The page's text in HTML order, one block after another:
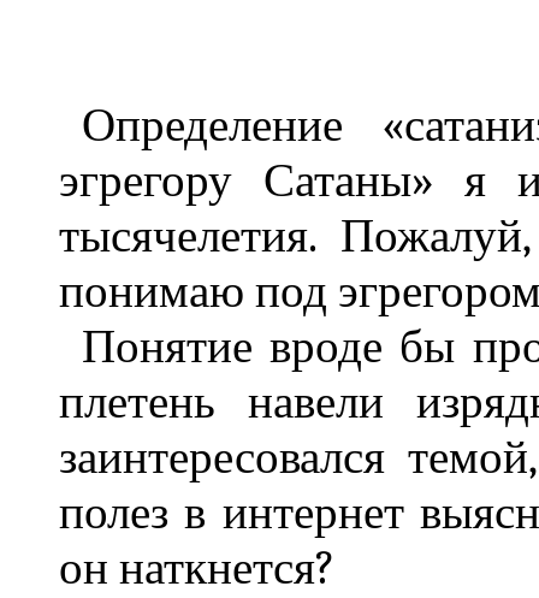
Определение
эгрегору Сатаны» я
тысячелетия.
понимаю под
Понятие вроде бы
плетень навели
заинтересовался
полез в интернет
он наткнется?